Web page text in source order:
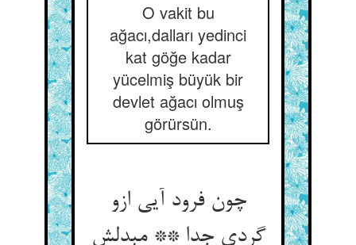
O vakit bu
ağacı,dalları yedinci
kat göğe kadar
yücelmiş büyük bir
devlet ağacı olmuş
görürsün.
چون فرود آیی ازو
گردی جدا ** مبدلش